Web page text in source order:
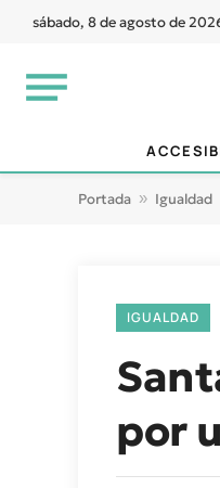
sábado, 8 de agosto de
Portada » Igualdad
IGUALDAD
por